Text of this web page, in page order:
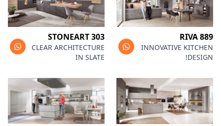
RIVA 889
INNOVATIVE KITCHEN
DESIGN!
STONEART 303
CLEAR ARCHITECTURE
IN SLATE